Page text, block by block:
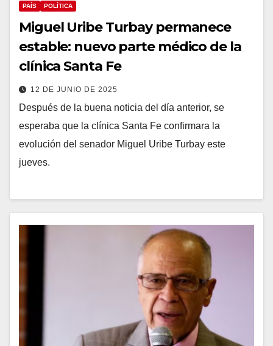
PAÍS POLÍTICA
Miguel Uribe Turbay permanece
estable: nuevo parte médico de la
clínica Santa Fe
12 DE JUNIO DE 2025
Después de la buena noticia del día anterior, se
esperaba que la clínica Santa Fe confirmara la
evolución del senador Miguel Uribe Turbay este
jueves.